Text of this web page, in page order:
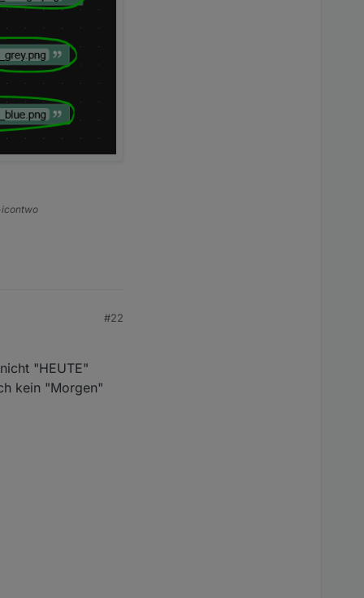
#22
"HEUTE"
kein "Morgen"